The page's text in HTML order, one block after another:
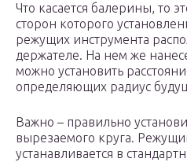
Что касается балерины, то
сторон которого
режущих инструмента
держателе. На нем же
можно установить
определяющих радиус
Важно – правильно
вырезаемого круга.
устанавливается в